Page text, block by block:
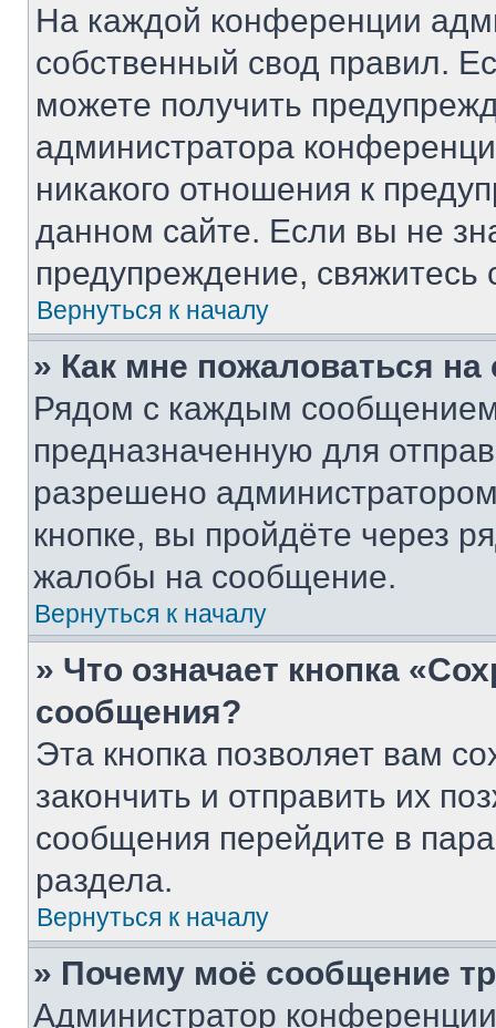
На каждой конференции
собственный свод правил.
можете получить
администратора
никакого отношения к
данном сайте. Если вы не
предупреждение,
Вернуться к началу
» Как мне пожаловаться
Рядом с каждым сообщением
предназначенную для
разрешено
кнопке, вы пройдёте через
жалобы на сообщение.
Вернуться к началу
» Что означает кнопка
сообщения?
Эта кнопка позволяет вам
закончить и отправить их
сообщения перейдите в
раздела.
Вернуться к началу
» Почему моё сообщение
Администратор